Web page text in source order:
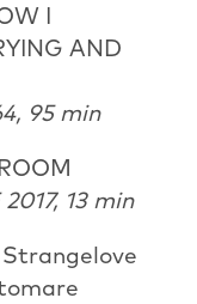
I
AND
95 min
13 min